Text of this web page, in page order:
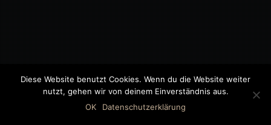
©2018 MWB – MOTORWAGEN BERNAU GMBH
Diese Website benutzt Cookies. Wenn du die Website weiter
nutzt, gehen wir von deinem Einverständnis aus.
OK
Datenschutzerklärung